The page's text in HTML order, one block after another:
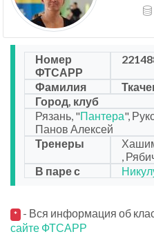
Номер
ФТСАРР
Фамилия
Город, клуб
Рязань, "Пантера",
Панов Алексей
Тренеры
,
В паре с
* - Вся информация об
сайте ФТСАРР